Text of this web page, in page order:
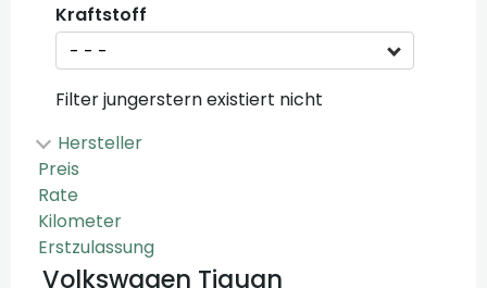
Kraftstoff
- - -
Filter jungerstern existiert nicht
Hersteller
Preis
Rate
Kilometer
Erstzulassung
Volkswagen Tiguan